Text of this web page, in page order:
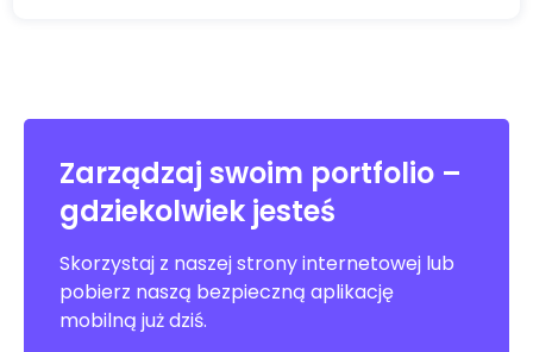
Zarządzaj swoim portfolio –
gdziekolwiek jesteś
Skorzystaj z naszej strony internetowej lub
pobierz naszą bezpieczną aplikację
mobilną już dziś.